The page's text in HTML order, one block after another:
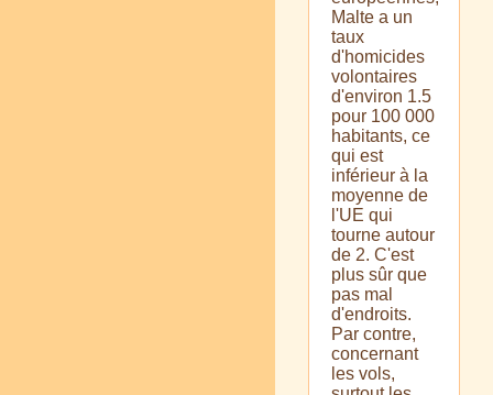
Malte a un
taux
d'homicides
volontaires
d'environ 1.5
pour 100 000
habitants, ce
qui est
inférieur à la
moyenne de
l'UE qui
tourne autour
de 2. C'est
plus sûr que
pas mal
d'endroits.
Par contre,
concernant
les vols,